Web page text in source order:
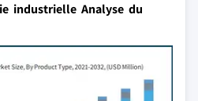
industrielle Analyse du